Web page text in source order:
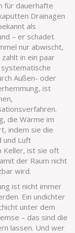
für dauerhafte
Drainagen
als
– er schadet
nur abwischt,
in ein paar
Außen- oder
, ist
, die Wärme im
indem sie die
und Luft
Keller, ist sie oft
der Raum nicht
wird.
ist nicht immer
Ein undichter
unter dem
– das sind die
lassen. Und wer